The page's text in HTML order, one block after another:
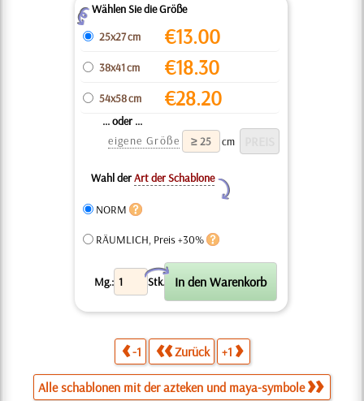
ZWählen Sie die Größe
25x27 cm
€13.00
38x41 cm €18.30
54x58 cm €28.20
... oder ...
eigene Größe
cm
Wahl derArt der Schablone
Y
NORM
RÄUMLICH, Preis +30%
Mg.: Stk.
X
-1 Zurück +1
Alle schablonen mit der azteken und maya-symbole